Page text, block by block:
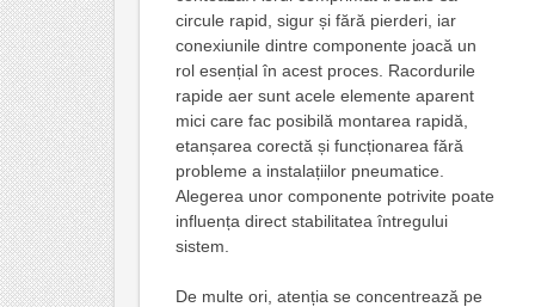
circule rapid, sigur și fără pierderi, iar
conexiunile dintre componente joacă un
rol esențial în acest proces. Racordurile
rapide aer sunt acele elemente aparent
mici care fac posibilă montarea rapidă,
etanșarea corectă și funcționarea fără
probleme a instalațiilor pneumatice.
Alegerea unor componente potrivite poate
influența direct stabilitatea întregului
sistem.
De multe ori, atenția se concentrează pe